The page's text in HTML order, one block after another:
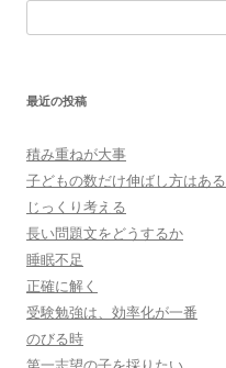
索:
最近の投稿
積み重ねが大事
子どもの数だけ伸ばし方はある
じっくり考える
長い問題文をどうするか
睡眠不足
正確に解く
受験勉強は、効率化が一番
のびる時